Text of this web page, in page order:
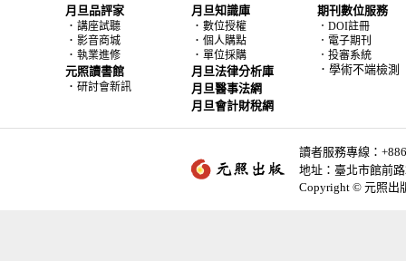
月旦品評家
． 講座試聽
． 影音商城
． 執業進修
元照讀書館
． 研討會新訊
月旦知識庫
． 數位授權
． 個人購點
． 單位採購
月旦法律分析庫
月旦醫事法網
月旦會計財稅網
期刊數位服務
．DOI註冊
．電子期刊
．投審系統
．學術不端檢測
讀者服務專線：
地址：臺北市館前
Copyright © 元照出